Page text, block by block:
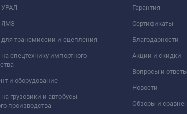
УРАЛ
ЯМЗ
для трансмиссии и сцепления
спецтехнику импортного
и оборудование
грузовики и автобусы
производства
Гарантия
Сертификаты
Благодарности
Акции и скидки
Вопросы и ответы
Новости
Обзоры и